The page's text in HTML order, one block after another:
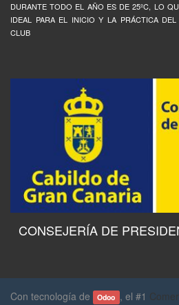
DURANTE TODO EL AÑO ES DE 25ºC, LO
IDEAL PARA EL INICIO Y LA PRÁCTICA
CLUB
CONSEJERÍA DE
Con tecnología de Odoo , el #1